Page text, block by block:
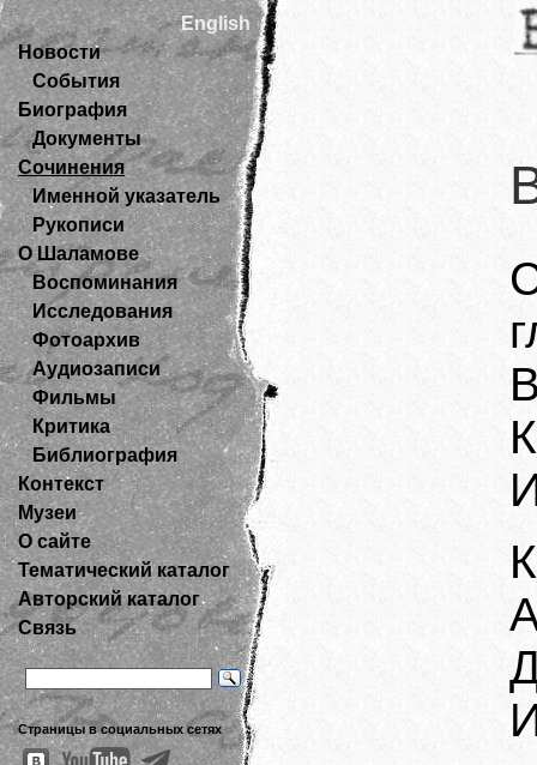
English
Новости
События
Биография
Документы
Сочинения
Именной указатель
Рукописи
О Шаламове
Воспоминания
Исследования
Фотоархив
Аудиозаписи
Фильмы
Критика
Библиография
Контекст
Музеи
О сайте
Тематический каталог
Авторский каталог
Связь
Страницы в социальных сетях